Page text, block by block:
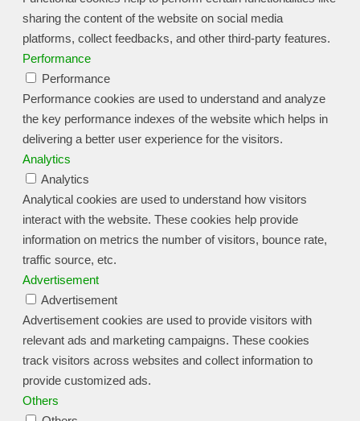
sharing the content of the website on social media
platforms, collect feedbacks, and other third-party features.
Performance
Performance
Performance cookies are used to understand and analyze
the key performance indexes of the website which helps in
delivering a better user experience for the visitors.
Analytics
Analytics
Analytical cookies are used to understand how visitors
interact with the website. These cookies help provide
information on metrics the number of visitors, bounce rate,
traffic source, etc.
Advertisement
Advertisement
Advertisement cookies are used to provide visitors with
relevant ads and marketing campaigns. These cookies
track visitors across websites and collect information to
provide customized ads.
Others